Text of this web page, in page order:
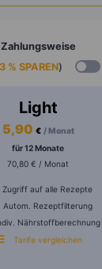
Zahlungsweise
% SPAREN)
Light
5,90 € / Monat
für 12 Monate
70,80 € / Monat
Zugriff auf alle Rezepte
Autom. Rezeptfilterung
Nährstoffberechnung
Tarife vergleichen